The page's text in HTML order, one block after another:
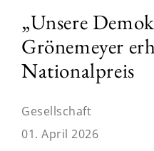
„Unsere
Grönemeyer
Nationalpreis
Gesellschaft
01. April 2026